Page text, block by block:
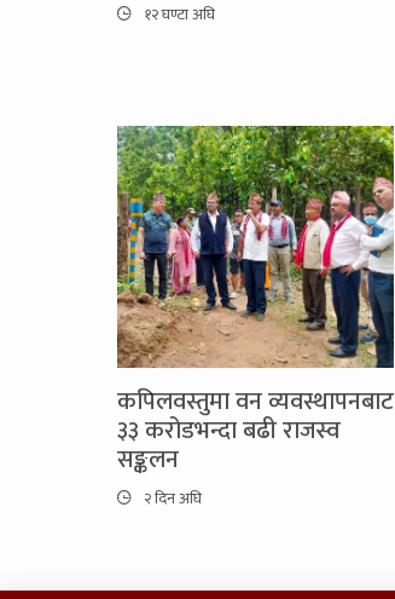
१२ घण्टा अघि
कपिलवस्तुमा वन व्यवस्थापनबाट
३३ करोडभन्दा बढी राजस्व
सङ्कलन
२ दिन अघि